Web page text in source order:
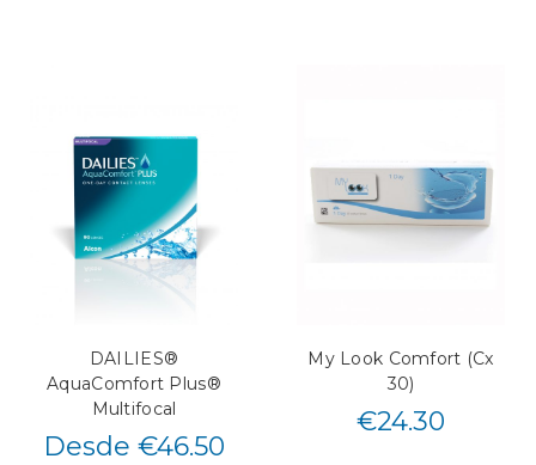
DAILIES®
AquaComfort Plus®
Multifocal
Desde €46.50
My Look Comfort (Cx
30)
€24.30